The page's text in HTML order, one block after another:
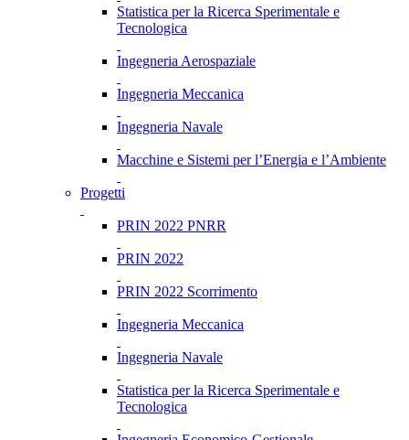
Statistica per la Ricerca Sperimentale e
Tecnologica
Ingegneria Aerospaziale
Ingegneria Meccanica
Ingegneria Navale
Macchine e Sistemi per l’Energia e l’Ambiente
Progetti
PRIN 2022 PNRR
PRIN 2022
PRIN 2022 Scorrimento
Ingegneria Meccanica
Ingegneria Navale
Statistica per la Ricerca Sperimentale e
Tecnologica